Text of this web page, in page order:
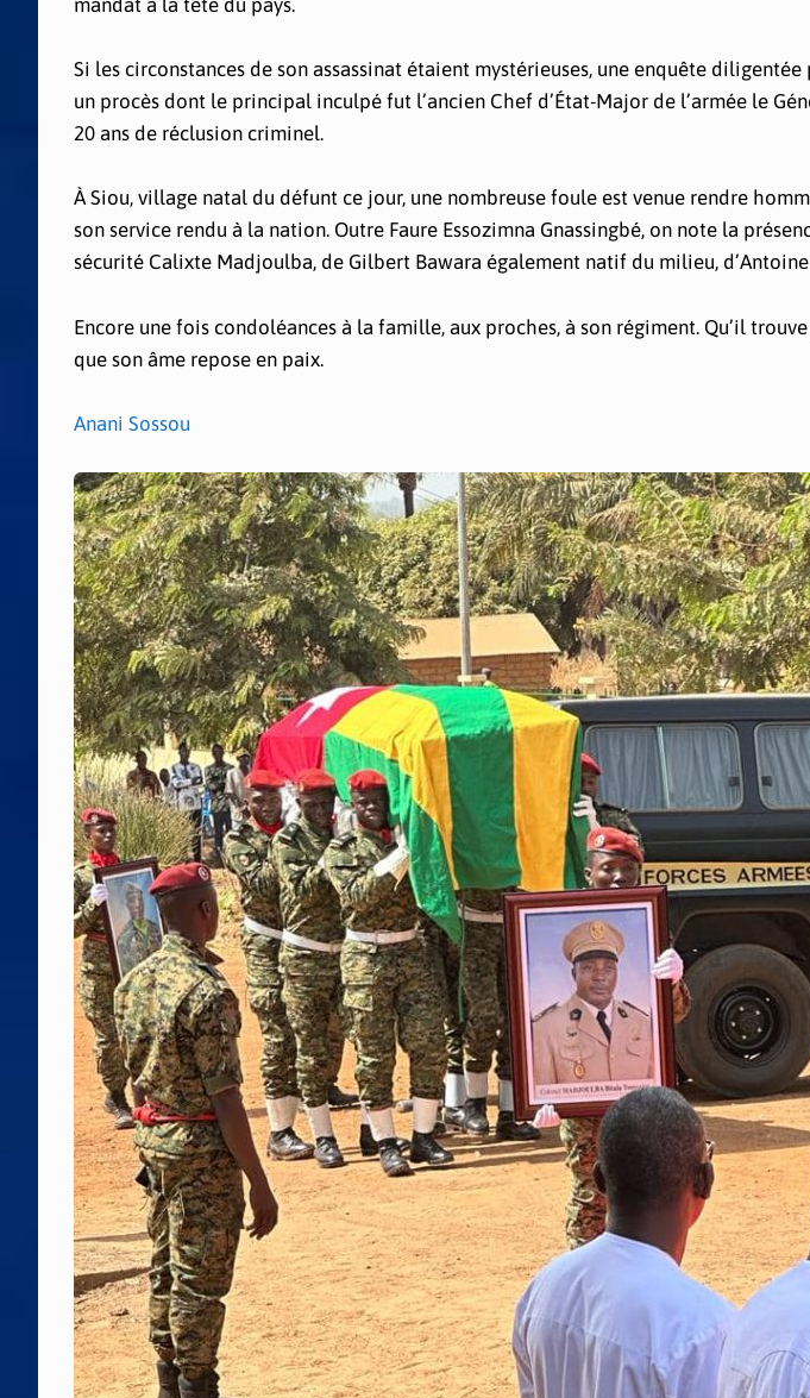
mandat à la tête du pays.
Si les circonstances de son assassinat étaient mystérieuses, une enquête
un procès dont le principal inculpé fut l’ancien Chef d’État-Major de l’armée le
20 ans de réclusion criminel.
À Siou, village natal du défunt ce jour, une nombreuse foule est venue rendre
son service rendu à la nation. Outre Faure Essozimna Gnassingbé, on note la
sécurité Calixte Madjoulba, de Gilbert Bawara également natif du milieu,
Encore une fois condoléances à la famille, aux proches, à son régiment. Qu’il
que son âme repose en paix.
Anani Sossou